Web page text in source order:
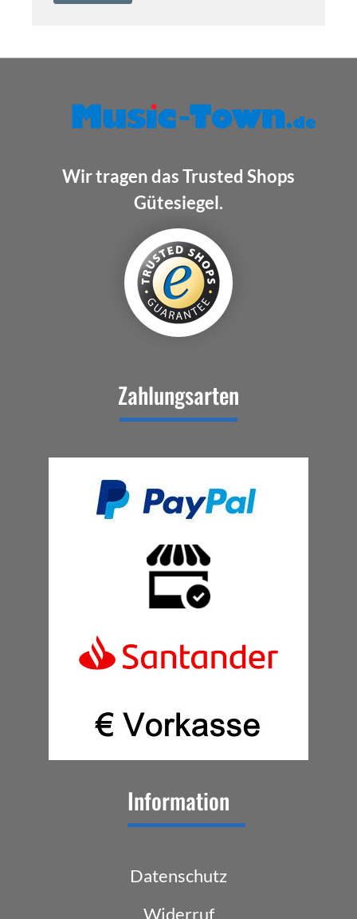
Wir tragen das Trusted Shops
Gütesiegel.
Zahlungsarten
Information
Datenschutz
Widerruf